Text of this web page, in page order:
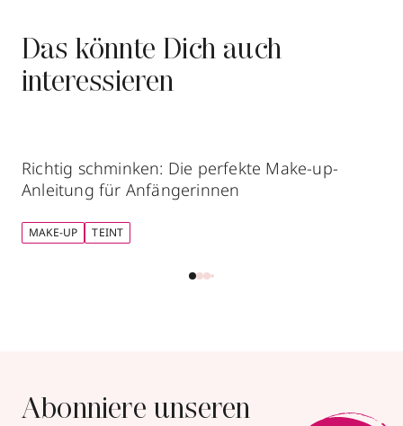
Das könnte Dich auch
interessieren
Richtig schminken: Die perfekte Make-up-
Anleitung für Anfängerinnen
MAKE-UP TEINT
Abonniere unseren